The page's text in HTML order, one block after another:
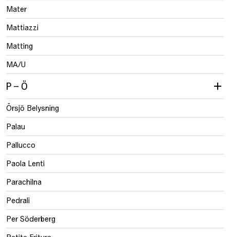
Mater
Mattiazzi
Matting
MA/U
P – Ö
Örsjö Belysning
Palau
Pallucco
Paola Lenti
Parachilna
Pedrali
Per Söderberg